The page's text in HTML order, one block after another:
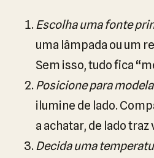
Escolha uma fonte
uma lâmpada ou um
Sem isso, tudo fica
Posicione para
ilumine de lado.
a achatar, de lado traz
Decida uma